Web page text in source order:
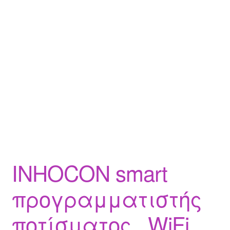
INHOCON smart
προγραμματιστής
ποτίσματος , WiFi,